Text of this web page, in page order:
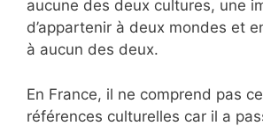
aucune des deux cultures, une
d’appartenir à deux mondes et
à aucun des deux.
En France, il ne comprend pas
références culturelles car il a